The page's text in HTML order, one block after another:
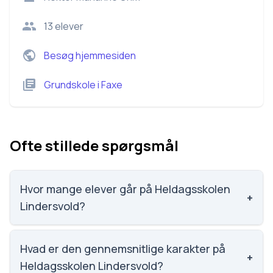
13elever
Besøg hjemmesiden
GrundskoleiFaxe
Ofte stillede spørgsmål
Hvor mange elever går på Heldagsskolen
Lindersvold?
+
Heldagsskolen Lindersvold har 13 elever, hvilket gør
den til nummer 2513 ud af 3143 skoler.
Hvad er den gennemsnitlige karakter på
Heldagsskolen Lindersvold?
+